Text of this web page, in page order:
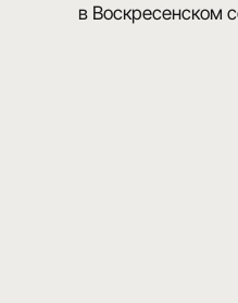
в Воскресенском